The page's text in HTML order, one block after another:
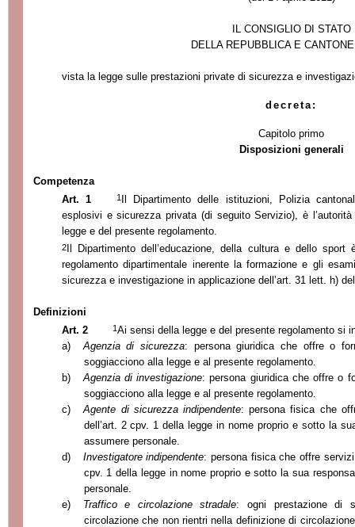
IL CONSIGLIO DI STATO
DELLA REPUBBLICA E
vista la legge sulle prestazioni private di sicurezza e
decreta:
Capitolo primo
Disposizioni generali
Competenza
Art. 1
1Il Dipartimento delle istituzioni, Polizia
esplosivi e sicurezza privata (di seguito Servizio), è l’autorità
legge e del presente regolamento.
2
Il Dipartimento dell’educazione, della cultura e dello sport
regolamento dipartimentale inerente la formazione e gli
sicurezza e investigazione in applicazione dell’art. 31 lett. h)
Definizioni
Art. 2
1 Ai sensi della legge e del presente regolamento si
a)
Agenzia di sicurezza: persona giuridica che offre o
soggiacciono alla legge e al presente regolamento.
b)
Agenzia di investigazione: persona giuridica che offre o
soggiacciono alla legge e al presente regolamento.
c)
Agente di sicurezza indipendente: persona fisica che
dell’art. 2 cpv. 1 della legge in nome proprio e sotto la
assumere personale.
d)
Investigatore indipendente: persona fisica che offre
cpv. 1 della legge in nome proprio e sotto la sua
personale.
e)
Traffico e circolazione stradale: ogni prestazione di
circolazione che non rientri nella definizione di